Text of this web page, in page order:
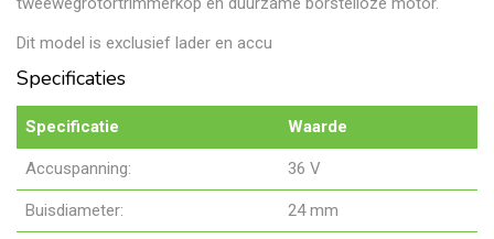
Dit model is exclusief lader en accu
Specificaties
Specificatie Waarde
Accuspanning: 36 V
Buisdiameter: 24 mm